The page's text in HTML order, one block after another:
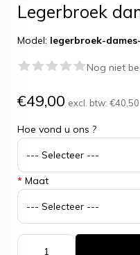
Legerbroek
Model: legerbroek-
Nog niet
€49,00 excl. btw: €40,50
Hoe vond u ons ?
* Maat